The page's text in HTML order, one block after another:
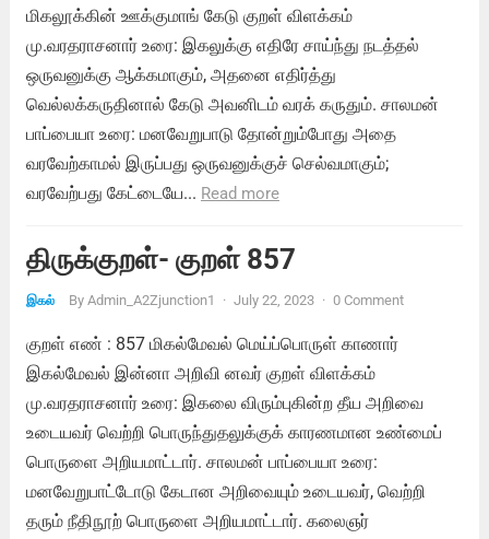
மிகலூக்கின் ஊக்குமாங் கேடு குறள் விளக்கம்
மு.வரதராசனார் உரை: இகலுக்கு எதிரே சாய்ந்து நடத்தல்
ஒருவனுக்கு ஆக்கமாகும், அதனை எதிர்த்து
வெல்லக்கருதினால் கேடு அவனிடம் வரக் கருதும். சாலமன்
பாப்பையா உரை: மனவேறுபாடு தோன்றும்போது அதை
வரவேற்காமல் இருப்பது ஒருவனுக்குச் செல்வமாகும்;
வரவேற்பது கேட்டையே... Read more
திருக்குறள்- குறள் 857
இகல் By Admin_A2Zjunction1 · July 22, 2023 · 0 Comment
குறள் எண் : 857 மிகல்மேவல் மெய்ப்பொருள் காணார்
இகல்மேவல் இன்னா அறிவி னவர் குறள் விளக்கம்
மு.வரதராசனார் உரை: இகலை விரும்புகின்ற தீய அறிவை
உடையவர் வெற்றி பொருந்துதலுக்குக் காரணமான உண்மைப்
பொருளை அறியமாட்டார். சாலமன் பாப்பையா உரை:
மனவேறுபாட்டோடு கேடான அறிவையும் உடையவர், வெற்றி
தரும் நீதிநூற் பொருளை அறியமாட்டார். கலைஞர்